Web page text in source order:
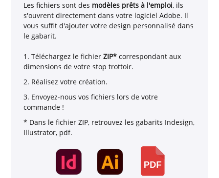
Les fichiers sont des modèles prêts à l'emploi, ils
s'ouvrent directement dans votre logiciel Adobe. Il
vous suffit d'ajouter votre design personnalisé dans
le gabarit.
1. Téléchargez le fichierZIP* correspondant aux
dimensions de votre stop trottoir.
2. Réalisez votre création.
3. Envoyez-nous vos fichiers lors de votre
commande !
* Dans le fichier ZIP, retrouvez les gabarits Indesign,
Illustrator, pdf.